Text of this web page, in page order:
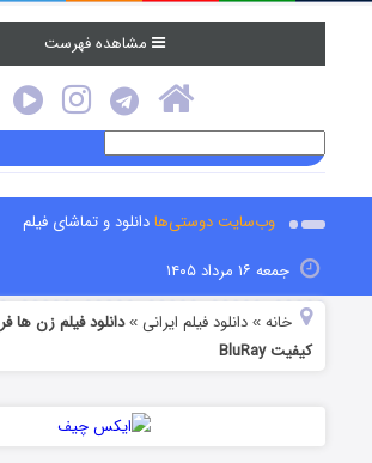
مشاهده فهرست
وب‌سایت دوستی‌هادانلود و تماشای فیلم
جمعه ۱۶ مرداد ۱۴۰۵
خانه »دانلود فیلم‌ ایرانی »
کیفیت BluRay